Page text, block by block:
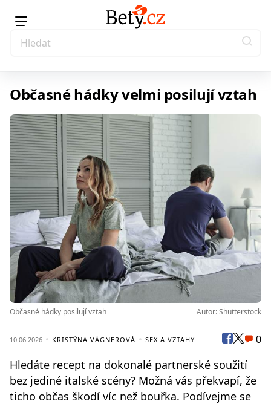
Občasné hádky velmi posilují vztah
Občasné hádky posilují vztah Autor: Shutterstock
10.06.2026 KRISTÝNA VÁGNEROVÁ SEX A VZTAHY 0
Hledáte recept na dokonalé partnerské soužití
bez jediné italské scény? Možná vás překvapí, že
ticho občas škodí víc než bouřka. Podívejme se